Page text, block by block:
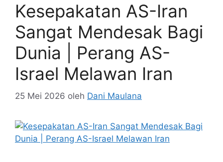
Kesepakatan AS-Iran
Sangat Mendesak Bagi
Dunia | Perang AS-
Israel Melawan Iran
25 Mei 2026 oleh Dani Maulana